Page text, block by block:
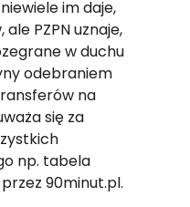
im daje,
PZPN uznaje,
w duchu
odebraniem
na
się za
np. tabela
90minut.pl.